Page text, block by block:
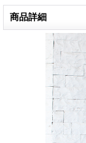
商品詳細